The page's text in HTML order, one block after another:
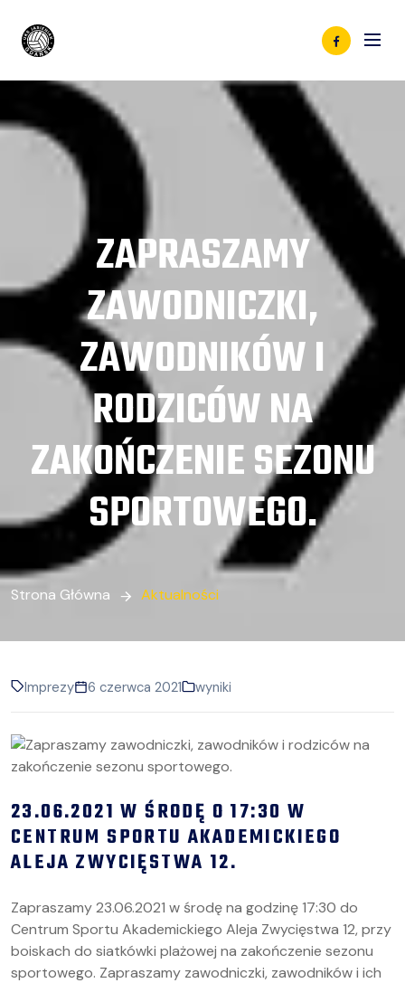
ZAPRASZAMY
ZAWODNICZKI,
ZAWODNIKÓW I
RODZICÓW NA
ZAKOŃCZENIE SEZONU
SPORTOWEGO.
Strona Główna Aktualności
Imprezy 6 czerwca 2021 wyniki
23.06.2021 W ŚRODĘ O 17:30 W
CENTRUM SPORTU AKADEMICKIEGO
ALEJA ZWYCIĘSTWA 12.
Zapraszamy 23.06.2021 w środę na godzinę 17:30 do
Centrum Sportu Akademickiego Aleja Zwycięstwa 12, przy
boiskach do siatkówki plażowej na zakończenie sezonu
sportowego. Zapraszamy zawodniczki, zawodników i ich